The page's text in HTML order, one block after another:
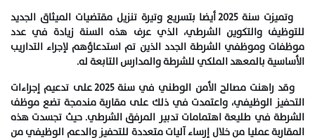
وتميزت سنة 2025 أيضا بتسريع وتيرة تنزيل مقتضيات الميثاق الجديد
للتوظيف والتكوين الشرطي، الذي عرف هذه السنة زيادة في عدد
موظفات وموظفي الشرطة الجدد الذين تم استدعاؤهم لإجراء التداريب
الأساسية بالمعهد الملكي للشرطة والمدارس التابعة له.
وقد راهنت مصالح الأمن الوطني في سنة 2025 على تدعيم إجراءات
التحفيز الوظيفي، واعتمدت في ذلك على مقاربة مندمجة تضع موظف
الشرطة في طليعة اهتمامات تدبير المرفق الشرطي. حيث تجسدت هذه
المقاربة عمليا من خلال إرساء آليات متعددة للتحفيز والدعم الوظيفي من